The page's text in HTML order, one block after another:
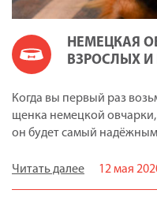
НЕМЕЦКАЯ
ВЗРОСЛЫХ
Когда вы первый раз
щенка немецкой
он будет самый
Читать далее 12 мая